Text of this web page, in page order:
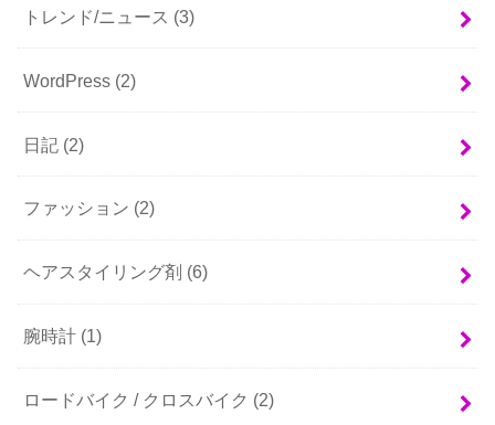
トレンド/ニュース (3)
WordPress (2)
日記 (2)
ファッション (2)
ヘアスタイリング剤 (6)
腕時計 (1)
ロードバイク / クロスバイク (2)